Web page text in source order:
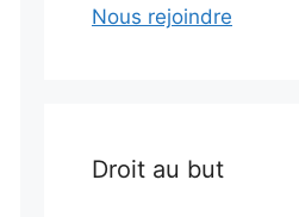
Nous rejoindre
Droit au but